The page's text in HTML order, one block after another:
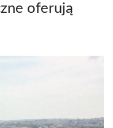
oferują